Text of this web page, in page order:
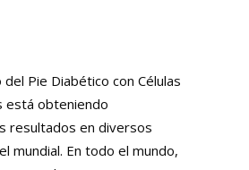
Pie Diabético con Células
está obteniendo
resultados en diversos
mundial. En todo el mundo,